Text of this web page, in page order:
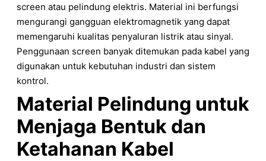
screen atau pelindung elektris. Material ini berfungsi
mengurangi gangguan elektromagnetik yang dapat
memengaruhi kualitas penyaluran listrik atau sinyal.
Penggunaan screen banyak ditemukan pada kabel yang
digunakan untuk kebutuhan industri dan sistem
kontrol.
Material Pelindung untuk
Menjaga Bentuk dan
Ketahanan Kabel